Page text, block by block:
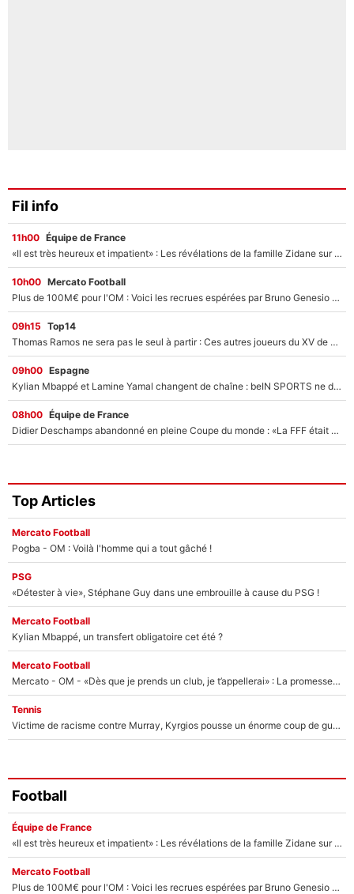
Fil info
11h00 Équipe de France
«Il est très heureux et impatient» : Les révélations de la famille Zidane sur sa prise de pouvoir en équipe de France !
10h00 Mercato Football
Plus de 100M€ pour l'OM : Voici les recrues espérées par Bruno Genesio et Grégory Lorenzi après l’opération dégraissage
09h15 Top14
Thomas Ramos ne sera pas le seul à partir : Ces autres joueurs du XV de France pourraient aussi quitter le Stade Toulousain, un club de Top 14 est déjà sur les rangs
09h00 Espagne
Kylian Mbappé et Lamine Yamal changent de chaîne : beIN SPORTS ne digère pas cette décision historique et prédit un fiasco pour la Liga
08h00 Équipe de France
Didier Deschamps abandonné en pleine Coupe du monde : «La FFF était déjà passée à Zinedine Zidane»
Top Articles
Mercato Football
Pogba - OM : Voilà l'homme qui a tout gâché !
PSG
«Détester à vie», Stéphane Guy dans une embrouille à cause du PSG !
Mercato Football
Kylian Mbappé, un transfert obligatoire cet été ?
Mercato Football
Mercato - OM - «Dès que je prends un club, je t’appellerai» : La promesse de Marcelino au moment de claquer la porte
Tennis
Victime de racisme contre Murray, Kyrgios pousse un énorme coup de gueule !
Football
Équipe de France
«Il est très heureux et impatient» : Les révélations de la famille Zidane sur sa prise de pouvoir en équipe de France !
Mercato Football
Plus de 100M€ pour l'OM : Voici les recrues espérées par Bruno Genesio et Grégory Lorenzi après l’opération dégraissage